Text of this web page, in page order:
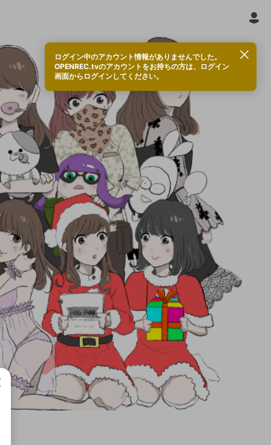
ログイン中のアカウント情報がありませんでした。
OPENREC.tvのアカウントをお持ちの方は、ログイン
画面からログインしてください。